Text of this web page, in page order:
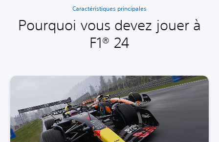
Caractéristiques principales
Pourquoi vous devez jouer à
F1® 24